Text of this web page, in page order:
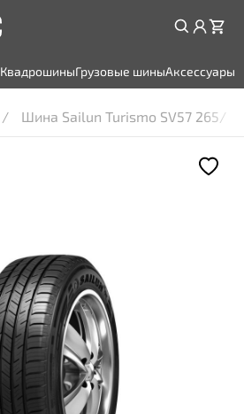
КвадрошиныГрузовые шиныАксессуары
Шина Sailun Turismo SV57 265/